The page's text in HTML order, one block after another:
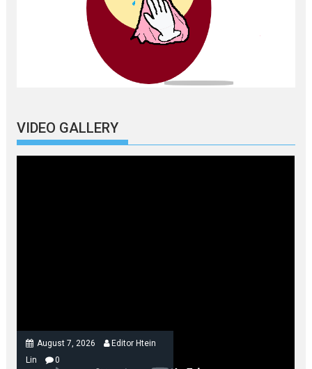
VIDEO GALLERY
August 7, 2026
Editor Htein
Lin
0